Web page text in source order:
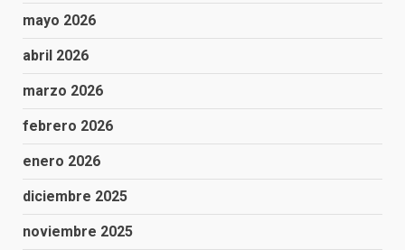
mayo 2026
abril 2026
marzo 2026
febrero 2026
enero 2026
diciembre 2025
noviembre 2025